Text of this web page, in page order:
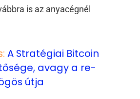
is az anyacégnél
A Stratégiai Bitcoin
avagy a re-
útja